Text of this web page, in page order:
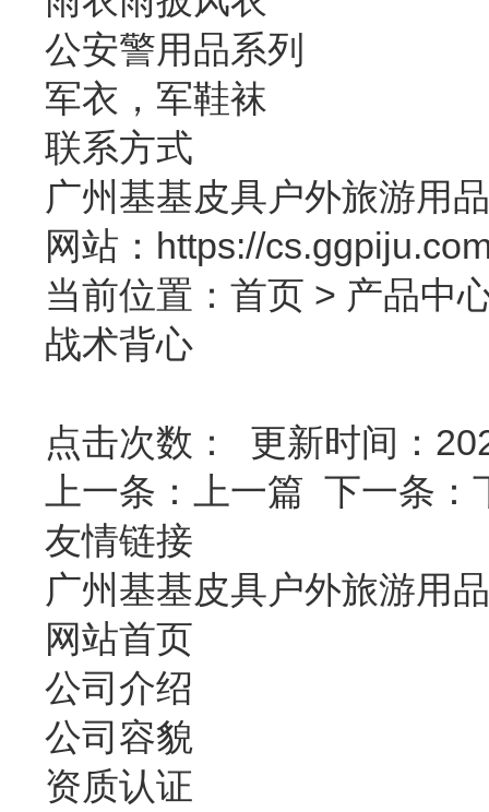
公安警用品系列
军衣，军鞋袜
联系方式
广州基基皮具户外旅游用
网站：https://
当前位置： 首页 > 产品中
战术背心
点击次数：
更新时间：
上一条：
上一篇 下一条：
友情链接
广州基基皮具户外旅游用品
网站首页
公司介绍
公司容貌
资质认证